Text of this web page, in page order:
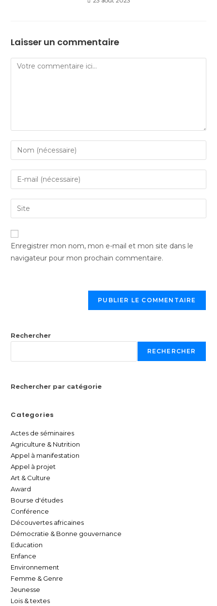
Laisser un commentaire
Enregistrer mon nom, mon e-mail et mon site dans le
navigateur pour mon prochain commentaire.
Rechercher
RECHERCHER
Rechercher par catégorie
Categories
Actes de séminaires
Agriculture & Nutrition
Appel à manifestation
Appel à projet
Art & Culture
Award
Bourse d'études
Conférence
Découvertes africaines
Démocratie & Bonne gouvernance
Education
Enfance
Environnement
Femme & Genre
Jeunesse
Lois & textes